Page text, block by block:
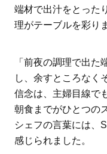
端材で出汁をとった
理がテーブルを彩り
「前夜の調理で出
し、余すところなく
信念は、主婦目線で
朝食までがひとつの
シェフの言葉には、
感じられました。